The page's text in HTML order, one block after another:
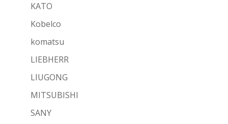
KATO
Kobelco
komatsu
LIEBHERR
LIUGONG
MITSUBISHI
SANY